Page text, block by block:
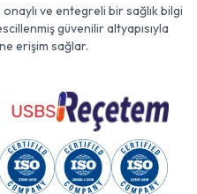
ve entegreli bir sağlık bilgi
güvenilir altyapısıyla
erişim sağlar.